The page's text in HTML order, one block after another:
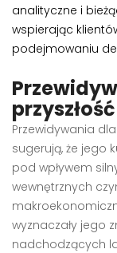
analityczne i
wspierając
podejmowaniu
przyszłość
Przewidywania
sugerują, że jego
pod wpływem
wewnętrznych
wyznaczały jego
nadchodzących